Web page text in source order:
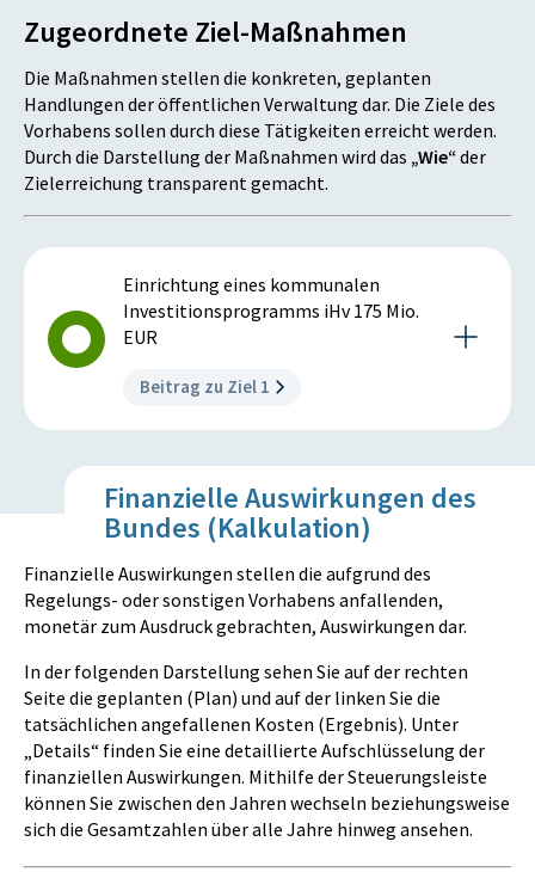
Ziel und Zweck des kommunalen
Investitionen in den Gemeinden zur Modernisierung
der Infrastruktur in den Jahren 2017 und 2018 zu
fördern. Zu diesem Zweck gewährt der Bund den
Gemeinden Zweckzuschüsse für besondere
Baumaßnahmen.
Auslösung eines Investitionsvolumens von zumindest
760 Mio. EUR [Mio. EUR]
Mio. EUR Mio. EUR
Datenquelle: Endbericht zum KIG 2017
Zugeordnete Ziel-Maßnahmen
Die Maßnahmen stellen die konkreten, geplanten
Handlungen der öffentlichen Verwaltung dar. Die Ziele des
Vorhabens sollen durch diese Tätigkeiten erreicht werden.
Durch die Darstellung der Maßnahmen wird das „Wie“der
Zielerreichung transparent gemacht.
Einrichtung eines kommunalen
Investitionsprogramms iHv 175 Mio.
EUR
Beitrag zu Ziel 1
Beschreibung der Ziel-Maßnahme
Der Bund stellt zur teilweisen Deckung der
Aufwendungen der Gemeinden insgesamt 175
Millionen Euro als Zweckzuschuss zur Verfügung.
Der Zweckzuschuss ist für folgende zusätzliche
Bauinvestitionen (Abs. 3) auf kommunaler Ebene
1. Errichtung, Erweiterung und Sanierung von
Kindertageseinrichtungen und Schulen
2. Errichtung, Erweiterung und Sanierung von
Einrichtungen für die Seniorenbetreuung und
Betreuung von behinderten Personen
3. Abbau von baulichen Barrieren (Abbau von
Barrieren in Gebäuden sowie deren barrierefreier
Finanzielle Auswirkungen des
Bundes (Kalkulation)
Finanzielle Auswirkungen stellen die aufgrund des
Regelungs- oder sonstigen Vorhabens anfallenden,
monetär zum Ausdruck gebrachten, Auswirkungen dar.
In der folgenden Darstellung sehen Sie auf der rechten
Seite die geplanten (Plan) und auf der linken Sie die
tatsächlichen angefallenen Kosten (Ergebnis). Unter
„Details“ finden Sie eine detaillierte Aufschlüsselung der
finanziellen Auswirkungen. Mithilfe der Steuerungsleiste
können Sie zwischen den Jahren wechseln beziehungsweise
sich die Gesamtzahlen über alle Jahre hinweg ansehen.